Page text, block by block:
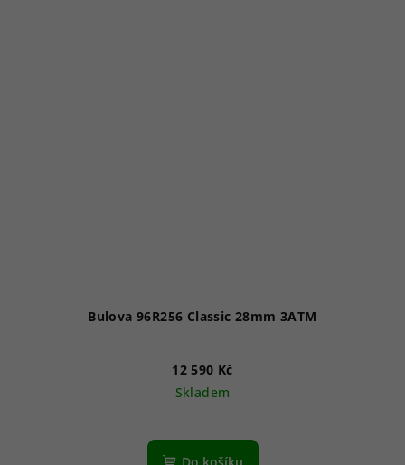
Bulova 96R256 Classic 28mm 3ATM
12 590 Kč
Skladem